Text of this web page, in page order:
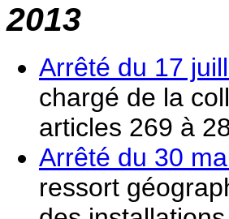
2013
Arrêté du 17
chargé de la
articles 269 à
Arrêté du 30
ressort